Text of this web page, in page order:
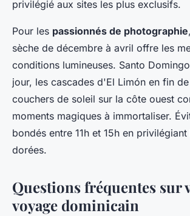
privilégié aux sites les plus exclusifs.
Pour les passionnés de photographie
sèche de décembre à avril offre les
conditions lumineuses. Santo
jour, les cascades d'El Limón en fin
couchers de soleil sur la côte ouest
moments magiques à immortaliser.
bondés entre 11h et 15h en privilégiant
dorées.
Questions fréquentes sur
voyage dominicain